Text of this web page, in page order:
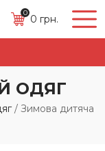
0
0 грн.
ОДЯГ
/ Зимова дитяча